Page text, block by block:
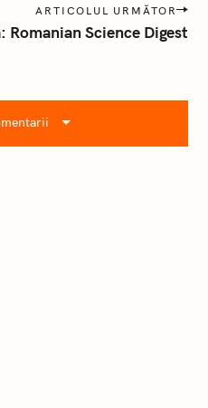
ARTICOLUL URMĂTOR
Romanian Science Digest